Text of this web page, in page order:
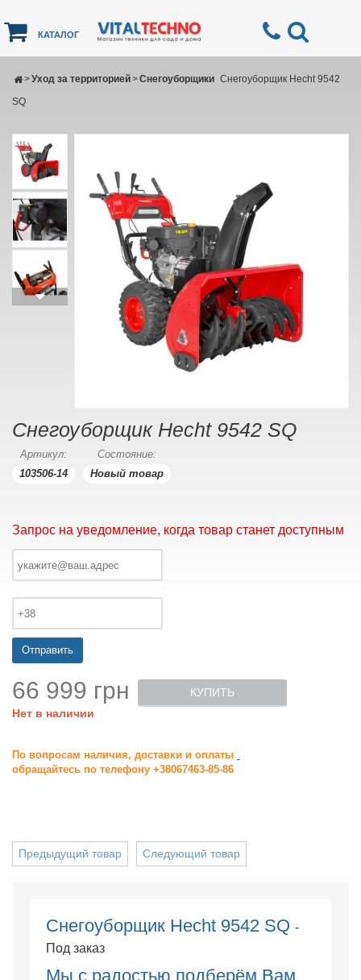
КАТАЛОГ
Уход за территорией
> Снегоуборщики
>
Снегоуборщик Hecht 9542
SQ
Снегоуборщик Hecht 9542 SQ
Артикул:
103506-14
Состояние:
Новый товар
Запрос на уведомление, когда товар станет доступным
Отправить
66 999 грн
Нет в наличии
КУПИТЬ
По вопросам наличия, доставки и оплаты
обращайтесь по телефону +38067463-85-86
Следующий товар
Предыдущий товар
Снегоуборщик Hecht 9542 SQ -
Под заказ
Мы с радостью подберём Вам